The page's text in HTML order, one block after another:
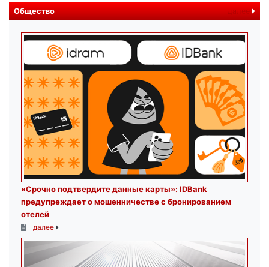
Общество далее
«Срочно подтвердите данные карты»: IDBank
предупреждает о мошенничестве с бронированием
отелей
далее